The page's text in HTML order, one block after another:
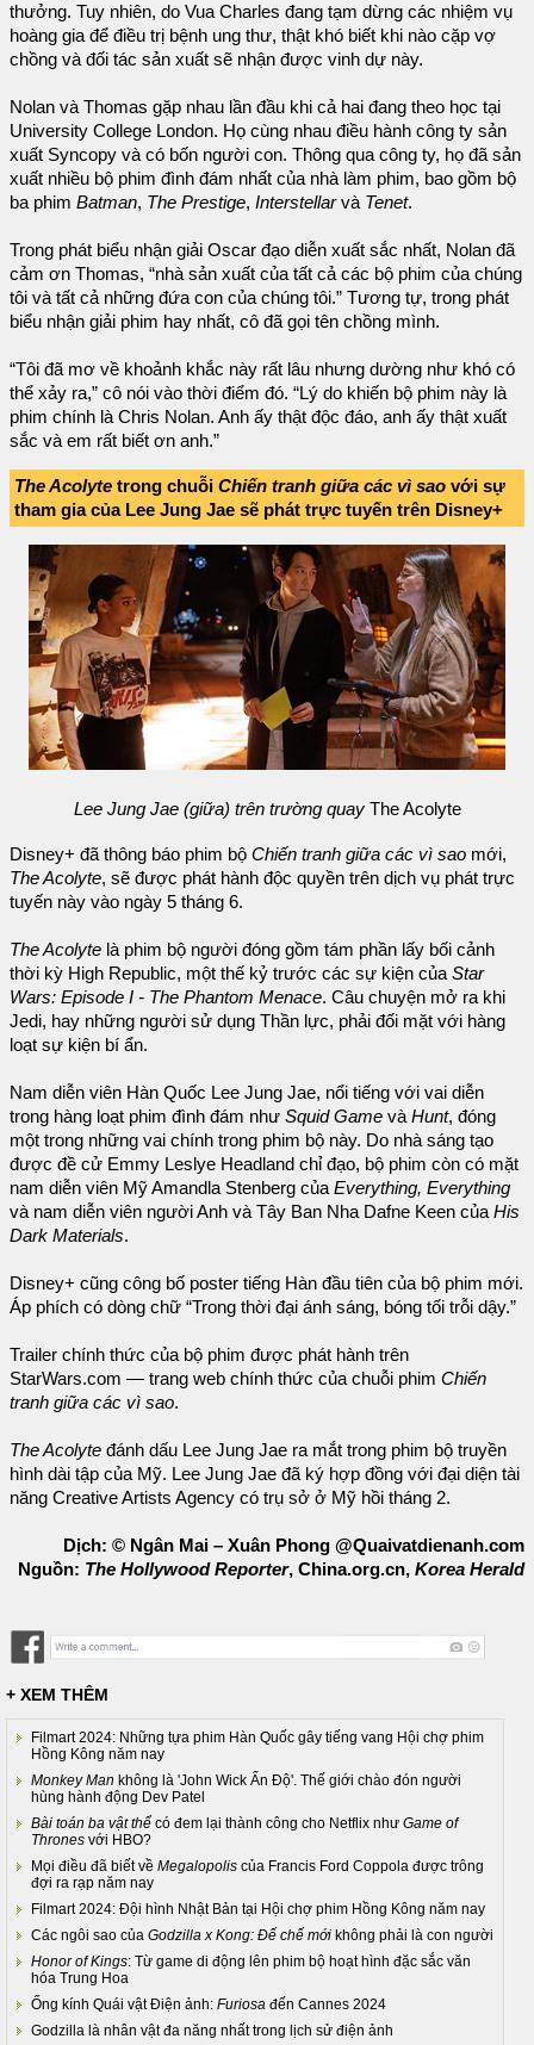
thưởng. Tuy nhiên, do Vua Charles đang tạm dừng các nhiệm vụ
hoàng gia để điều trị bệnh ung thư, thật khó biết khi nào cặp vợ
chồng và đối tác sản xuất sẽ nhận được vinh dự này.
Nolan và Thomas gặp nhau lần đầu khi cả hai đang theo học tại
University College London. Họ cùng nhau điều hành công ty sản
xuất Syncopy và có bốn người con. Thông qua công ty, họ đã sản
xuất nhiều bộ phim đình đám nhất của nhà làm phim, bao gồm bộ
ba phim Batman, The Prestige, Interstellarvà Tenet.
Trong phát biểu nhận giải Oscar đạo diễn xuất sắc nhất, Nolan đã
cảm ơn Thomas, “nhà sản xuất của tất cả các bộ phim của chúng
tôi và tất cả những đứa con của chúng tôi.” Tương tự, trong phát
biểu nhận giải phim hay nhất, cô đã gọi tên chồng mình.
“Tôi đã mơ về khoảnh khắc này rất lâu nhưng dường như khó có
thể xảy ra,” cô nói vào thời điểm đó. “Lý do khiến bộ phim này là
phim chính là Chris Nolan. Anh ấy thật độc đáo, anh ấy thật xuất
sắc và em rất biết ơn anh.”
The Acolyte trong chuỗi Chiến tranh giữa các vì sao với sự
tham gia của Lee Jung Jae sẽ phát trực tuyến trên Disney+
Lee Jung Jae (giữa) trên trường quay The Acolyte
Disney+ đã thông báo phim bộ Chiến tranh giữa các vì sao mới,
The Acolyte, sẽ được phát hành độc quyền trên dịch vụ phát trực
tuyến này vào ngày 5 tháng 6.
The Acolyte là phim bộ người đóng gồm tám phần lấy bối cảnh
thời kỳ High Republic, một thế kỷ trước các sự kiện của Star
Wars: Episode I - The Phantom Menace. Câu chuyện mở ra khi
Jedi, hay những người sử dụng Thần lực, phải đối mặt với hàng
loạt sự kiện bí ẩn.
Nam diễn viên Hàn Quốc Lee Jung Jae, nổi tiếng với vai diễn
trong hàng loạt phim đình đám như Squid Game và Hunt, đóng
một trong những vai chính trong phim bộ này. Do nhà sáng tạo
được đề cử Emmy Leslye Headland chỉ đạo, bộ phim còn có mặt
nam diễn viên Mỹ Amandla Stenberg của Everything, Everything
và nam diễn viên người Anh và Tây Ban Nha Dafne Keen của His
Dark Materials.
Disney+ cũng công bố poster tiếng Hàn đầu tiên của bộ phim mới.
Áp phích có dòng chữ “Trong thời đại ánh sáng, bóng tối trỗi dậy.”
Trailer chính thức của bộ phim được phát hành trên
StarWars.com — trang web chính thức của chuỗi phim Chiến
tranh giữa các vì sao.
The Acolyte đánh dấu Lee Jung Jae ra mắt trong phim bộ truyền
hình dài tập của Mỹ. Lee Jung Jae đã ký hợp đồng với đại diện tài
năng Creative Artists Agency có trụ sở ở Mỹ hồi tháng 2.
Dịch: © Ngân Mai – Xuân Phong @Quaivatdienanh.com
Nguồn: The Hollywood Reporter, China.org.cn, Korea Herald
+ XEM THÊM
Filmart 2024: Những tựa phim Hàn Quốc gây tiếng vang Hội chợ phim
Hồng Kông năm nay
Monkey Man không là 'John Wick Ấn Độ'. Thế giới chào đón người
hùng hành động Dev Patel
Bài toán ba vật thể có đem lại thành công cho Netflix như Game of
Thrones với HBO?
Mọi điều đã biết về Megalopolis của Francis Ford Coppola được trông
đợi ra rạp năm nay
Filmart 2024: Đội hình Nhật Bản tại Hội chợ phim Hồng Kông năm nay
Các ngôi sao của Godzilla x Kong: Đế chế mới không phải là con người
Honor of Kings: Từ game di động lên phim bộ hoạt hình đặc sắc văn
hóa Trung Hoa
Ống kính Quái vật Điện ảnh: Furiosa đến Cannes 2024
Godzilla là nhân vật đa năng nhất trong lịch sử điện ảnh